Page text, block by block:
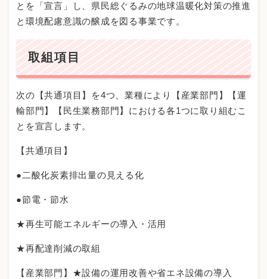
とを「宣言」し、県民総ぐるみの地球温暖化対策の推進
と環境配慮意識の醸成を図る事業です。
取組項目
次の【共通項目】を4つ、業種により【産業部門】【運
輸部門】【民生業務部門】における各1つに取り組むこ
とを宣言します。
【共通項目】
●二酸化炭素排出量の見える化
●節電・節水
★再生可能エネルギーの導入・活用
★再配達削減の取組
【産業部門】★設備の運用改善や省エネ設備の導入